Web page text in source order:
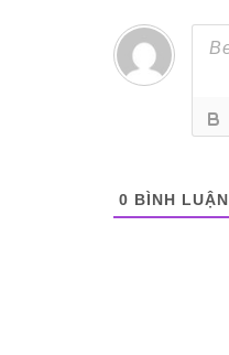
0 BÌNH LUẬN